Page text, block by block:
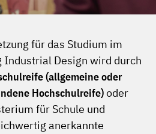
für das Studium im
Industrial Design wird durch
(allgemeine oder
Hochschulreife)oder
für Schule und
anerkannte